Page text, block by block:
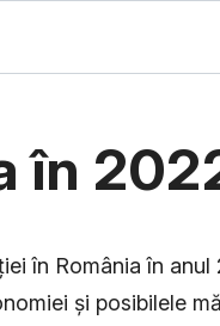
în
în România în anul
și posibilele